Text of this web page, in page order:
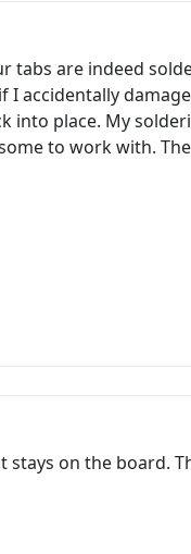
are indeed
place. My
to work with.
on the board.